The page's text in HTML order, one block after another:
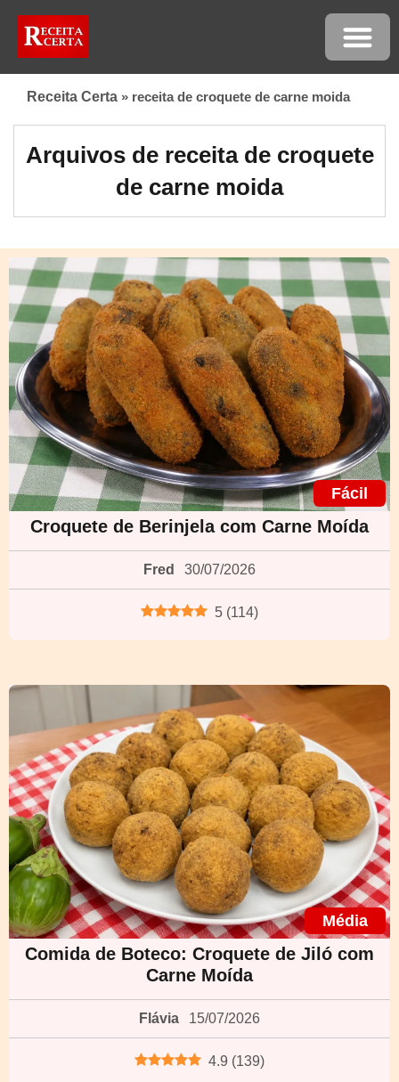
Receita Certa » receita de croquete de carne moida
Arquivos de receita de croquete
de carne moida
Fácil
Croquete de Berinjela com Carne Moída
Fred 30/07/2026
5 (114)
Média
Comida de Boteco: Croquete de Jiló com
Carne Moída
Flávia 15/07/2026
4.9 (139)